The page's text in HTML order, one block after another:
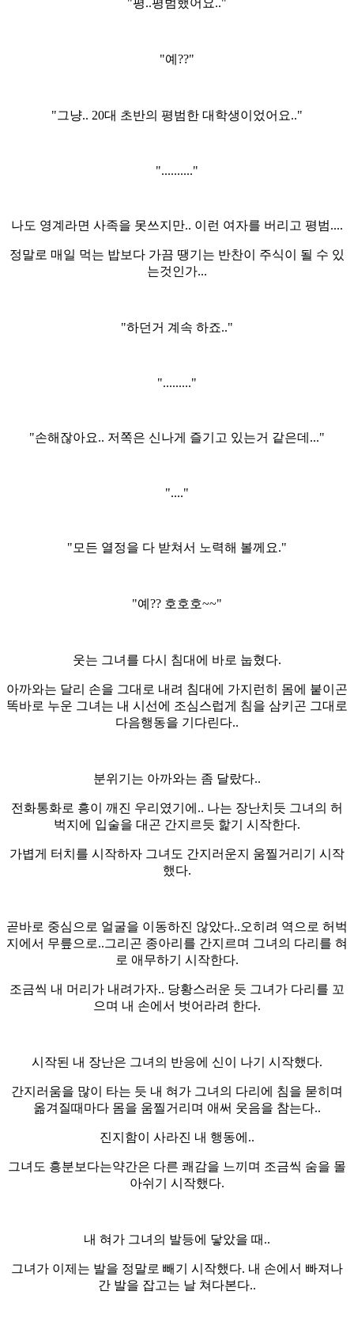
"평..평범했어요.."
"예??"
"그냥.. 20대 초반의 평범한 대학생이었어요.."
".........."
나도 영계라면 사족을 못쓰지만.. 이런 여자를 버리고 평범....
정말로 매일 먹는 밥보다 가끔 땡기는 반찬이 주식이 될 수 있
는것인가...
"하던거 계속 하죠.."
"........."
"손해잖아요.. 저쪽은 신나게 즐기고 있는거 같은데..."
"...."
"모든 열정을 다 받쳐서 노력해 볼께요."
"예?? 호호호~~"
웃는 그녀를 다시 침대에 바로 눕혔다.
아까와는 달리 손을 그대로 내려 침대에 가지런히 몸에 붙이곤
똑바로 누운 그녀는 내 시선에 조심스럽게 침을 삼키곤 그대로
다음행동을 기다린다..
분위기는 아까와는 좀 달랐다..
전화통화로 흥이 깨진 우리였기에.. 나는 장난치듯 그녀의 허
벅지에 입술을 대곤 간지르듯 핥기 시작한다.
가볍게 터치를 시작하자 그녀도 간지러운지 움찔거리기 시작
했다.
곧바로 중심으로 얼굴을 이동하진 않았다..오히려 역으로 허벅
지에서 무릎으로..그리곤 종아리를 간지르며 그녀의 다리를 혀
로 애무하기 시작한다.
조금씩 내 머리가 내려가자.. 당황스러운 듯 그녀가 다리를 꼬
으며 내 손에서 벗어라려 한다.
시작된 내 장난은 그녀의 반응에 신이 나기 시작했다.
간지러움을 많이 타는 듯 내 혀가 그녀의 다리에 침을 묻히며
옮겨질때마다 몸을 움찔거리며 애써 웃음을 참는다..
진지함이 사라진 내 행동에..
그녀도 흥분보다는약간은 다른 쾌감을 느끼며 조금씩 숨을 몰
아쉬기 시작했다.
내 혀가 그녀의 발등에 닿았을 때..
그녀가 이제는 발을 정말로 빼기 시작했다. 내 손에서 빠져나
간 발을 잡고는 날 쳐다본다..